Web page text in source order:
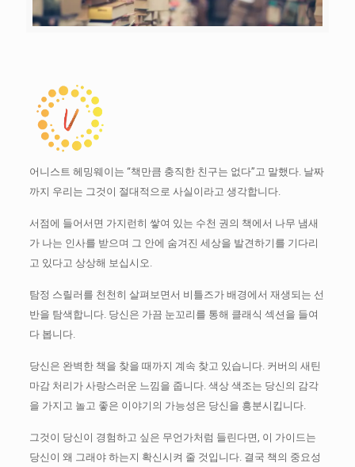
어니스트 헤밍웨이는 “책만큼 충직한 친구는 없다”고 말했다. 날짜
까지 우리는 그것이 절대적으로 사실이라고 생각합니다.
서점에 들어서면 가지런히 쌓여 있는 수천 권의 책에서 나무 냄새
가 나는 인사를 받으며 그 안에 숨겨진 세상을 발견하기를 기다리
고 있다고 상상해 보십시오.
탐정 스릴러를 천천히 살펴보면서 비틀즈가 배경에서 재생되는 선
반을 탐색합니다. 당신은 가끔 눈꼬리를 통해 클래식 섹션을 들여
다 봅니다.
당신은 완벽한 책을 찾을 때까지 계속 찾고 있습니다. 커버의 새틴
마감 처리가 사랑스러운 느낌을 줍니다. 색상 색조는 당신의 감각
을 가지고 놀고 좋은 이야기의 가능성은 당신을 흥분시킵니다.
그것이 당신이 경험하고 싶은 무언가처럼 들린다면, 이 가이드는
당신이 왜 그래야 하는지 확신시켜 줄 것입니다. 결국 책의 중요성